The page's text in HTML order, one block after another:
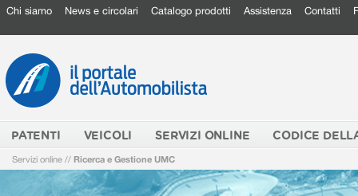
Chi siamo News e circolari Catalogo prodotti Assistenza Contatti
PATENTI VEICOLI SERVIZI ONLINE CODICE
Servizi online // Ricerca e Gestione UMC